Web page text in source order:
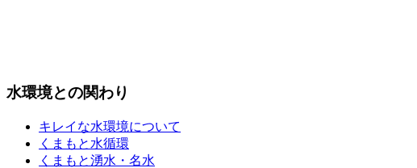
水環境との関わり
キレイな水環境について
くまもと水循環
くまもと湧水・名水